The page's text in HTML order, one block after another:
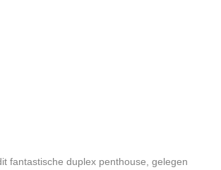
fantastische duplex penthouse, gelegen